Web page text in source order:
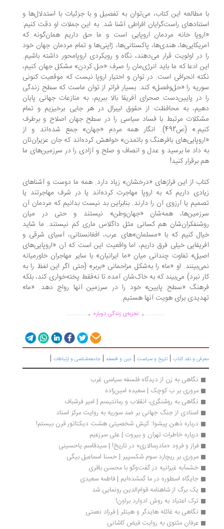
مطالعه این کتاب، می‌توان به تفصیل و با جزئیات با استدلال‌ها و
راست‌گرایان افراطی آشنا شد. به این جملات او دقت کنیم:
خانه مردمان اروپایی است و ما حق داریم همان‌گونه که
هندی‌ها، پاکستانی‌ها، ژاپنی‌ها و تمام مردمان جهان خود
در اولویت قرار می‌دهند، نگاه و رویکردی اروپامحور داشته باشیم.
ادعا که ما باید انرژی‌مان را صرف «حل کردن» مشکل جهان کنیم،
انحرافی است. در توان و اختیار اروپا نیست که موقعیت کنونی
را «حل‌وفصل» کند. بسیار فراتر از توان ماست که سطح زندگی
در پایین‌دست صحرای آفریقا بالا ببریم، به منازعات جهانی پایان
به محافظت از حقوق لیبرال در هر جایی برخیزیم و تمام
مرتبط با فساد سیاسی را در سطح جهان اصلاح و برطرف
کنیم.» (ص492). انگار همه مردم «جهان» جمع شده‌اند و از
بافرهنگ و باتمدن» خواهش کرده‌اند که جان عزیزان‌تان
داد ما برسید و عدل و انصاف و صلح و آزادی را در سرزمین‌های ما
برقرار کنید!
از این فرازهای «درخشان» زیاد دارد. همه ما دوست و آشناهای
داریم که به اروپا مهاجرت کرده‌اند یا در شرف مهاجرتند یا
یا آرزوی آن را دارند. بنابراین بد نیست بدانیم که مردمان آن
همه‌شان «جهان‌وطن» نیستند و حتی در میان
هم کسانی مثل داگلاس ماری کم نیستند. ما شاید
کنیم که با «مسلمان»های عرب، افغانستانی، آسیای شرقی و
خیلی فرق داریم، اما واقعیت این است که آن «اروپایی‌های
تفاوت چندانی میان «ما ایرانیان» با سایر مهاجران خاورمیانه
او «ما» را به‌شکل مزاحمانی «بربر» (حتی اگر این لفظ را به
نبرد) می‌بیند که به خاک‌شان آمده تا نه‌فقط پخته‌خواری کند، بلکه
«سطح پایین» خود را در سرزمین آنها رواج دهد. «ما»
برای هویت آنها هستیم.
.............. .تجربه‌ی زندگی دوباره ...............
و نقد کتاب|تاریخ و سیاست |دین و فلسفه|جامعه‌شناسی و ارتباطات |
نگاهی به زن از دیدگاه فلسفه سیاسی غرب
مروری بر ب کوچک | سعیده امین‌زاده
نگاهی به روشنگری، انقلاب و رمانتیسم | امیر فرشباف
اسنادی از جنگ جهانی بر ضد سوریه به روایت مرکز اسناد
درباره ذهن پیشوا: کیش شخصیتی هشت دیکتاتور قرن بیستم!
درباره خاطرات تهران و بیروت | علی سرزعیم
فراز و فرود «مادرسالاری» در تاریخ! | سیدقاسم یاحسینی
مروری بر ریچارد سوم شکسپیر | حسنا اسماعیل بیگی
خشمآبه غیزانیه در گفت‌وگو با محسن باقری
جایگاه اسطوره در ما گمشده‌ایم | فاطمه سعیدی
یک برگ از شاهنامه قوام‌الدین رونمایی شد
ترک اعتیاد به روش ادوارد براون!
نگاهی به غائله هایدگر و هیتلر | فرزاد نعمتی
عرفان مثنوی به روایت فیض کاشانی